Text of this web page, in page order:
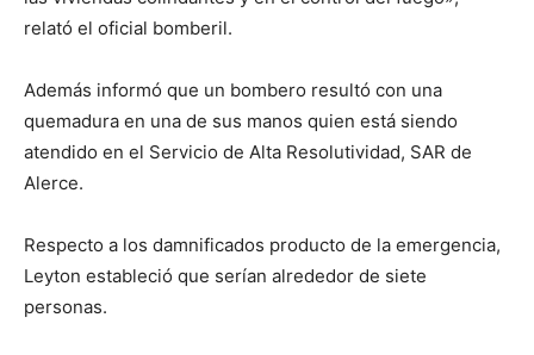
relató el oficial bomberil.
Además informó que un bombero resultó con una
quemadura en una de sus manos quien está siendo
atendido en el Servicio de Alta Resolutividad, SAR de
Alerce.
Respecto a los damnificados producto de la emergencia,
Leyton estableció que serían alrededor de siete
personas.